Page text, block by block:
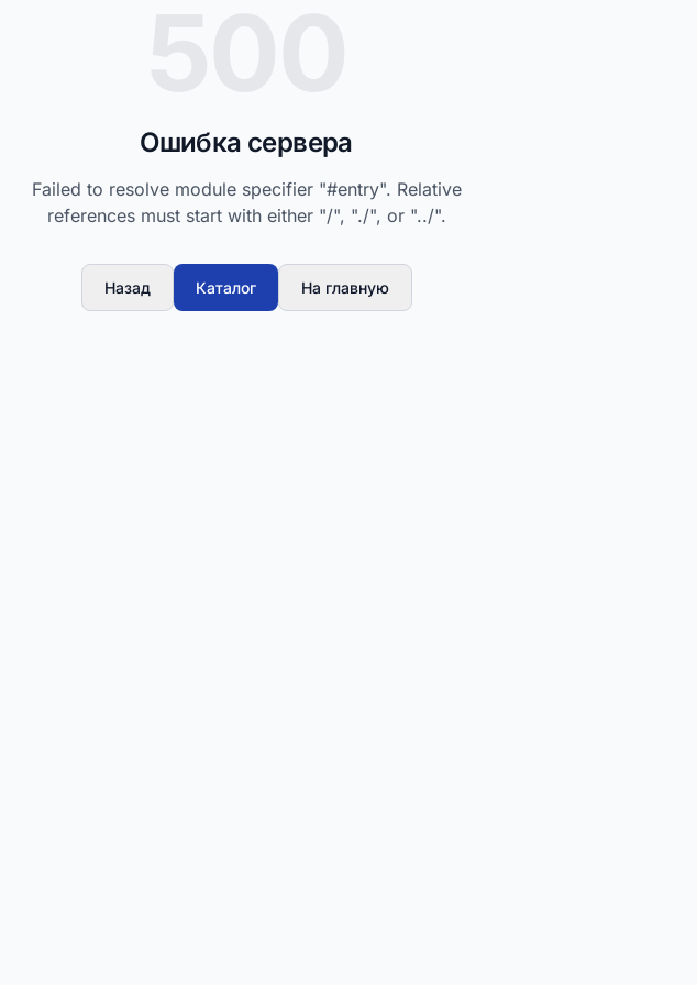
Ошибка сервера
Failed to resolve module specifier "#entry". Relative
references must start with either "/", "./", or "../".
Назад Каталог На главную